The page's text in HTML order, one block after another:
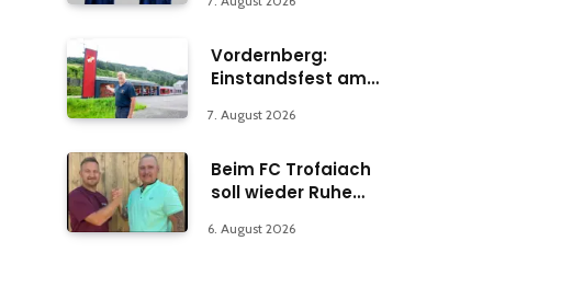
Vordernberg:
Einstandsfest am
7. August 2026
Beim FC Trofaiach
soll wieder Ruhe
6. August 2026